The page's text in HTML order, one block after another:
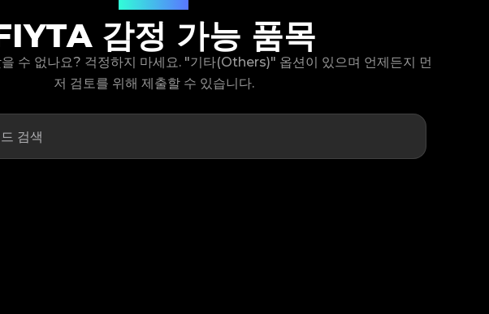
감정 가능 품목
수 없나요? 걱정하지 마세요. "기타(Others)" 옵션이 있으며 언제든지 먼
저 검토를 위해 제출할 수 있습니다.